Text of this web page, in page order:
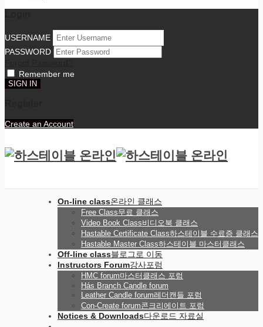
USERNAME
PASSWORD
Remember me
Create an Account
On-line class온라인 클래스
Free Class무료 클래스
Video Book Class비디오북 클래스
Hastable Certificate Class하스테이블 수료증 클래스
Hastable Master Class하스테이블 마스터클래스
Off-line class블로그로 이동
Instructors Forum강사포럼
HMC forum마스터클래스 포럼
Hás Branch Candle forum
Leather Candle forum레더캔들 포럼
Con-Create forum콘크리에이트 포럼
Notices & Downloads다운로드 자료실